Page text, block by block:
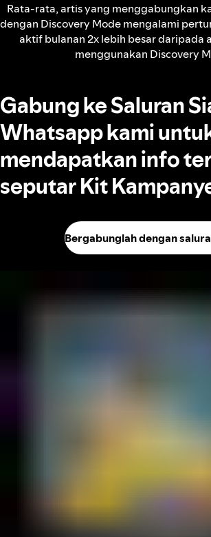
Rata-rata, artis yang menggabungkan
dengan Discovery Mode mengalami
aktif bulanan 2x lebih besar daripada
menggunakan Discovery
Gabung ke Saluran
Whatsapp kami
mendapatkan info
seputar Kit
Bergabunglah dengan